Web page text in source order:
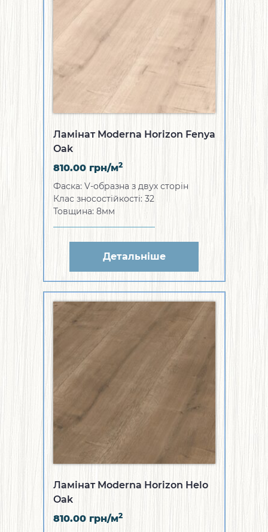
Ламінат Moderna Horizon Fenya
Oak
810.00 грн/м2
Фаска: V-образна з двух сторін
Клас зносостійкості: 32
Товщина: 8мм
Детальніше
Ламінат Moderna Horizon Helo
Oak
810.00 грн/м2